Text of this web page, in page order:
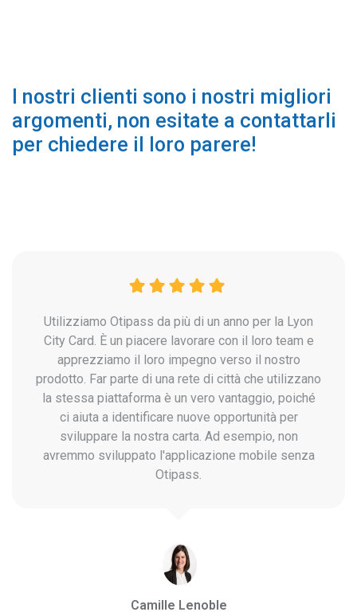
I nostri clienti sono i nostri migliori
argomenti, non esitate a contattarli
per chiedere il loro parere!
Utilizziamo Otipass da più di un anno per la Lyon
City Card. È un piacere lavorare con il loro team e
apprezziamo il loro impegno verso il nostro
prodotto. Far parte di una rete di città che utilizzano
la stessa piattaforma è un vero vantaggio, poiché
ci aiuta a identificare nuove opportunità per
sviluppare la nostra carta. Ad esempio, non
avremmo sviluppato l'applicazione mobile senza
Otipass.
Camille Lenoble